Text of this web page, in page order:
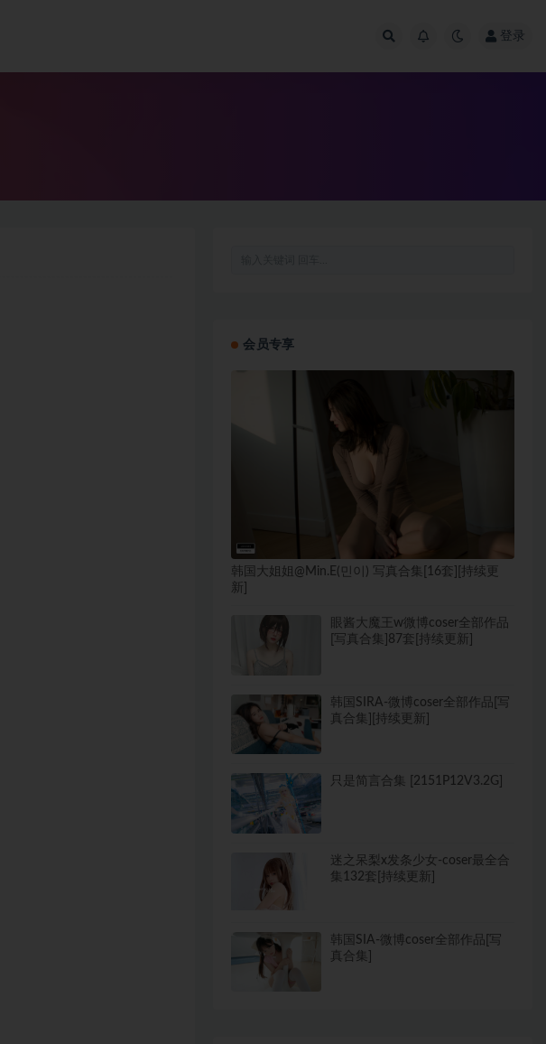
登录
会员专享
韩国大姐姐@Min.E(민이) 写真合集[16套][持续更
新]
眼酱大魔王w微博coser全部作品
[写真合集]87套[持续更新]
韩国SIRA-微博coser全部作品[写
真合集][持续更新]
只是简言合集 [2151P12V3.2G]
迷之呆梨x发条少女-coser最全合
集132套[持续更新]
韩国SIA-微博coser全部作品[写
真合集]